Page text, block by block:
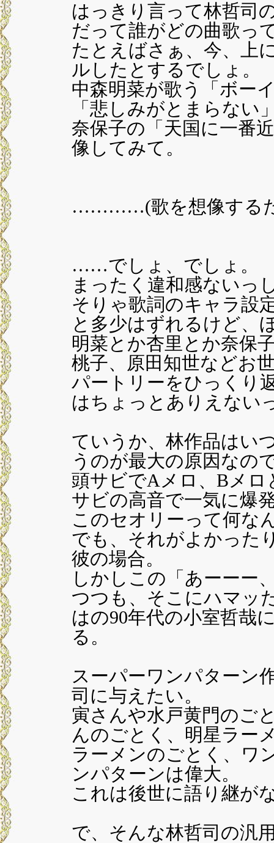
はっきり言って林哲司
だって誰がどの曲歌っ
たとえばさぁ、今、上
ルしたとするでしょ。
中森明菜が歌う「ボー
「悲しみがとまらない
奈保子の「天国に一番
像してみて。
…………(歌を想像する
……でしょ、でしょ。
まったく違和感ないっ
そりゃ歌詞のキャラ設
と多少はずれるけど、
明菜とか杏里とか奈保
桃子、原田知世などお
パートリーをひっくり
はちょっとありえない
ていうか、林作品はい
うのが最大の原因なの
頭サビでAメロ、Bメロ
サビの高音で一気に爆
このセオリーって何な
でも、それがよかった
彼の場合。
しかしこの「あーーー
つつも、そこにハマッ
はの90年代の小室哲哉
る。
スーパーワンパターン
司に与えたい。
寅さんや水戸黄門のご
んのごとく、明星ラー
ラーメンのごとく、ワ
ンパターンは偉大。
これは後世に語り継が
で、そんな林哲司の汎